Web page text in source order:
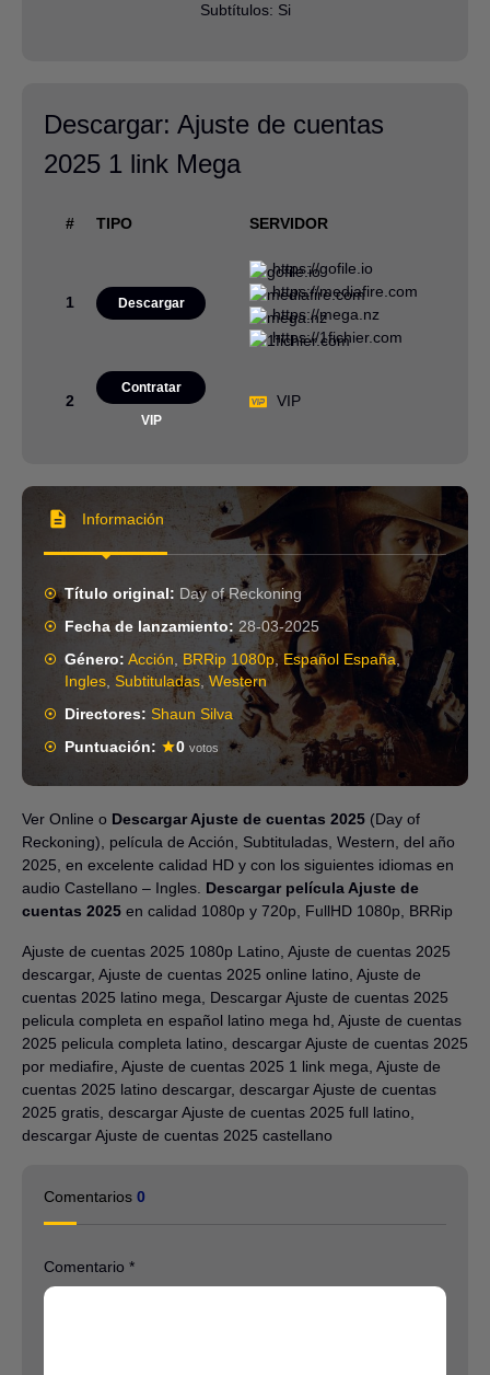
Subtítulos: Si
Descargar: Ajuste de cuentas
2025 1 link Mega
# TIPO SERVIDOR
1 Descargar
https://gofile.io
https://mediafire.com
https://mega.nz
https://1fichier.com
2
Contratar
VIP
VIP
Información
Título original: Day of Reckoning
Fecha de lanzamiento: 28-03-2025
Género: Acción BRRip 1080p, Español España,
Ingles ,Subtituladas,Western
Directores: Shaun Silva
Puntuación:
0 votos
Ver Online o Descargar Ajuste de cuentas 2025 (Day of
Reckoning), película de Acción, Subtituladas, Western, del año
2025, en excelente calidad HD y con los siguientes idiomas en
audio Castellano – Ingles. Descargar película Ajuste de
cuentas 2025 en calidad 1080p y 720p, FullHD 1080p, BRRip
Ajuste de cuentas 2025 1080p Latino, Ajuste de cuentas 2025
descargar, Ajuste de cuentas 2025 online latino, Ajuste de
cuentas 2025 latino mega, Descargar Ajuste de cuentas 2025
pelicula completa en español latino mega hd, Ajuste de cuentas
2025 pelicula completa latino, descargar Ajuste de cuentas 2025
por mediafire, Ajuste de cuentas 2025 1 link mega, Ajuste de
cuentas 2025 latino descargar, descargar Ajuste de cuentas
2025 gratis, descargar Ajuste de cuentas 2025 full latino,
descargar Ajuste de cuentas 2025 castellano
Comentarios 0
Comentario *